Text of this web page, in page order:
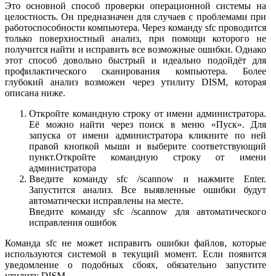
Это основной способ проверки операционной системы на
целостность. Он предназначен для случаев с проблемами при
работоспособности компьютера. Через команду sfc проводится
только поверхностный анализ, при помощи которого не
получится найти и исправить все возможные ошибки. Однако
этот способ довольно быстрый и идеально подойдёт для
профилактического сканирования компьютера. Более
глубокий анализ возможен через утилиту DISM, которая
описана ниже.
Откройте командную строку от имени администратора.
Её можно найти через поиск в меню «Пуск». Для
запуска от имени администратора кликните по ней
правой кнопкой мыши и выберите соответствующий
пункт.Откройте командную строку от имени
администратора
Введите команду sfc /scannow и нажмите Enter.
Запустится анализ. Все выявленные ошибки будут
автоматически исправлены на месте.
Введите команду sfc /scannow для автоматического
исправления ошибок
Команда sfc не может исправить ошибки файлов, которые
используются системой в текущий момент. Если появится
уведомление о подобных сбоях, обязательно запустите